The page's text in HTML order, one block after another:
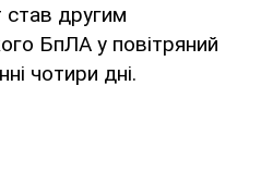
став другим
БпЛА у повітряний
чотири дні.